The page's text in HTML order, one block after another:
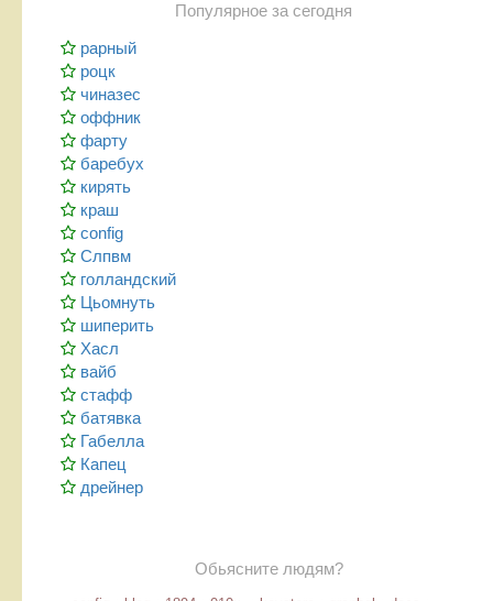
Популярное за сегодня
рарный
роцк
чиназес
оффник
фарту
баребух
кирять
краш
config
Слпвм
голландский
Цьомнуть
шиперить
Хасл
вайб
стафф
батявка
Габелла
Капец
дрейнер
Обьясните людям?